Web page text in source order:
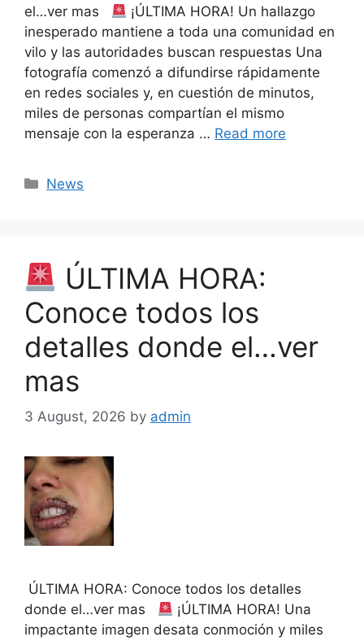
el…ver mas
¡ÚLTIMA HORA! Un hallazgo
inesperado mantiene a toda una comunidad en
vilo y las autoridades buscan respuestas Una
fotografía comenzó a difundirse rápidamente
en redes sociales y, en cuestión de minutos,
miles de personas compartían el mismo
mensaje con la esperanza … Read more
Categories
News
ÚLTIMA HORA:
Conoce todos los
detalles donde el…ver
mas
3 August, 2026 by admin
ÚLTIMA HORA: Conoce todos los detalles
donde el…ver mas
¡ÚLTIMA HORA! Una
impactante imagen desata conmoción y miles